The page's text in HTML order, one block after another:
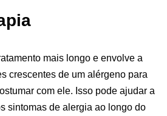
mais longo e envolve a
crescentes de um alérgeno para
com ele. Isso pode ajudar a
sintomas de alergia ao longo do